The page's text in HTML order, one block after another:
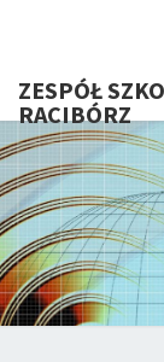
ZESPÓŁ
RACIBÓRZ